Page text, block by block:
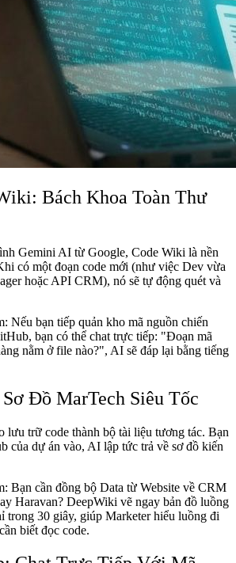
Bách Khoa Toàn Thư
Gemini AI từ Google, Code Wiki là nền
có một đoạn code mới (như việc Dev vừa
hoặc API CRM), nó sẽ tự động quét và
Nếu bạn tiếp quản kho mã nguồn chiến
bạn có thể chat trực tiếp: "Đoạn mã
nằm ở file nào?", AI sẽ đáp lại bằng tiếng
Đồ MarTech Siêu Tốc
lưu trữ code thành bộ tài liệu tương tác. Bạn
của dự án vào, AI lập tức trả về sơ đồ kiến
Bạn cần đồng bộ Data từ Website về CRM
Haravan? DeepWiki vẽ ngay bản đồ luồng
trong 30 giây, giúp Marketer hiểu luồng đi
biết đọc code.